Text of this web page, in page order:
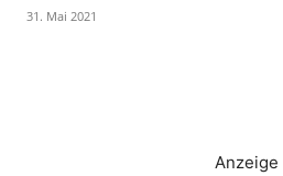
31. Mai 2021
Anzeige